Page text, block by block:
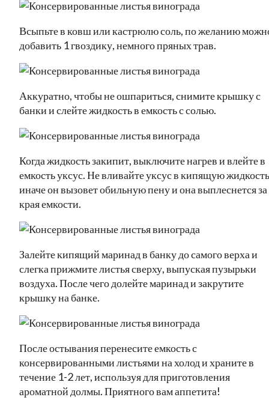
Всыпьте в ковш или кастрюлю соль, по желанию
добавить 1 гвоздику, немного пряных трав.
Аккуратно, чтобы не ошпариться, снимите крышку с
банки и слейте жидкость в емкость с солью.
Когда жидкость закипит, выключите нагрев и влейте в
емкость уксус. Не вливайте уксус в кипящую
иначе он вызовет обильную пену и она выплеснется за
края емкости.
Залейте кипящий маринад в банку до самого верха и
слегка прижмите листья сверху, выпуская пузырьки
воздуха. После чего долейте маринад и закрутите
крышку на банке.
После остывания перенесите емкость с
консервированными листьями на холод и храните в
течение 1-2 лет, используя для приготовления
ароматной долмы. Приятного вам аппетита!